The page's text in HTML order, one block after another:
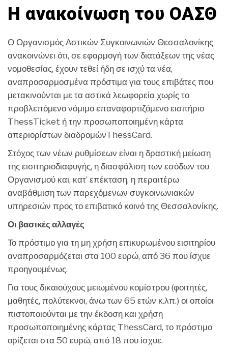
Η ανακοίνωση του ΟΑΣΘ
Ο Οργανισμός Αστικών Συγκοινωνιών Θεσσαλονίκης
ανακοινώνει ότι, σε εφαρμογή των διατάξεων της νέας
νομοθεσίας, έχουν τεθεί ήδη σε ισχύ τα νέα,
αναπροσαρμοσμένα πρόστιμα για τους επιβάτες που
μετακινούνται με τα αστικά λεωφορεία χωρίς το
προβλεπόμενο νόμιμο επαναφορτιζόμενο εισιτήριο
ThessTicket ή την προσωποποιημένη κάρτα
απεριορίστων διαδρομώνThessCard.
Στόχος των νέων ρυθμίσεων είναι η δραστική μείωση
της εισιτηριοδιαφυγής, η διασφάλιση των εσόδων του
Οργανισμού και, κατ’ επέκταση, η περαιτέρω
αναβάθμιση των παρεχόμενων συγκοινωνιακών
υπηρεσιών προς το επιβατικό κοινό της Θεσσαλονίκης.
Οι βασικές αλλαγές
Το πρόστιμο για τη μη χρήση επικυρωμένου εισιτηρίου
αναπροσαρμόζεται στα 100 ευρώ, από 36 που ίσχυε
προηγουμένως.
Για τους δικαιούχους μειωμένου κομίστρου (φοιτητές,
μαθητές, πολύτεκνοι, άνω των 65 ετών κ.λπ.) οι οποίοι
πιστοποιούνται με την έκδοση και χρήση
προσωποποιημένης κάρτας ThessCard, το πρόστιμο
ορίζεται στα 50 ευρώ, από 18 που ίσχυε.